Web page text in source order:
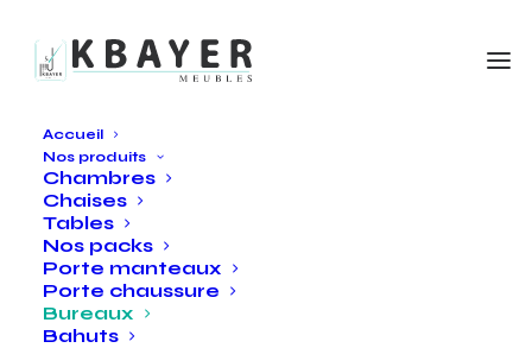
Accueil
Nos produits
Chambres
Chaises
Tables
Nos packs
Porte manteaux
Porte chaussure
Bureaux
Bahuts